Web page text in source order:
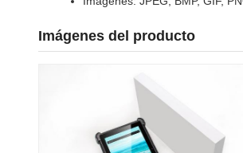
Imágenes del producto